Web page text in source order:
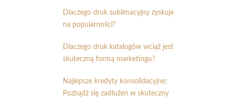
Dlaczego druk sublimacyjny zyskuje
na popularności?
Dlaczego druk katalogów wciąż jest
skuteczną formą marketingu?
Najlepsze kredyty konsolidacyjne:
Pozbądź się zadłużeń w skuteczny